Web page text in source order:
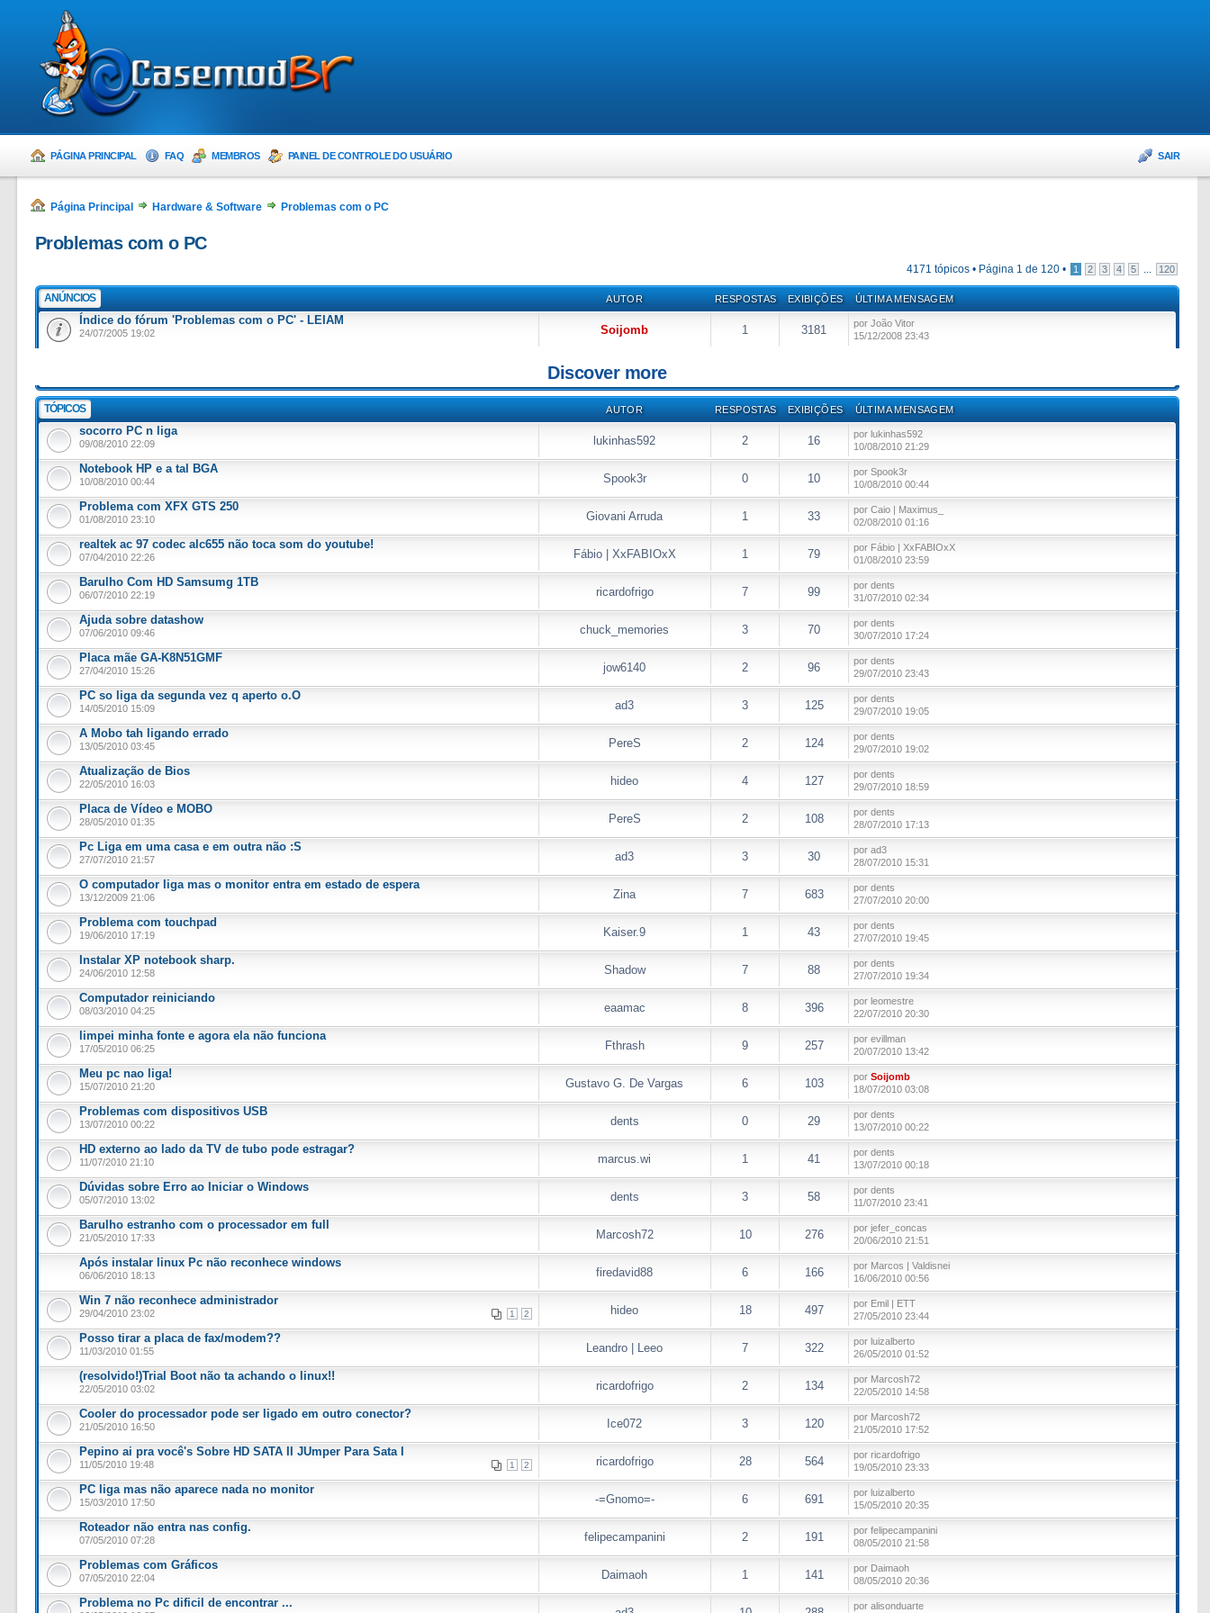
PÁGINA PRINCIPAL FAQ MEMBROS PAINEL DE CONTROLE DO USUÁRIO SAIR
Página Principal Hardware & Software Problemas com o PC
Problemas com o PC
4171 tópicos • Página 1 de 120 • 1 2 3 4 5 ... 120
ANÚNCIOS AUTOR RESPOSTAS EXIBIÇÕES ÚLTIMA MENSAGEM
Índice do fórum 'Problemas com o PC' - LEIAM
24/07/2005 19:02 Soijomb 1 3181
por João Vitor
15/12/2008 23:43
Discover more
TÓPICOS AUTOR RESPOSTAS EXIBIÇÕES ÚLTIMA MENSAGEM
socorro PC n liga
09/08/2010 22:09 lukinhas592 2 16
por lukinhas592
10/08/2010 21:29
Notebook HP e a tal BGA
10/08/2010 00:44 Spook3r 0 10
por Spook3r
10/08/2010 00:44
Problema com XFX GTS 250
01/08/2010 23:10 Giovani Arruda 1 33
por Caio | Maximus_
02/08/2010 01:16
realtek ac 97 codec alc655 não toca som do youtube!
07/04/2010 22:26 Fábio | XxFABIOxX 1 79
por Fábio | XxFABIOxX
01/08/2010 23:59
Barulho Com HD Samsumg 1TB
06/07/2010 22:19 ricardofrigo 7 99
por dents
31/07/2010 02:34
Ajuda sobre datashow
07/06/2010 09:46 chuck_memories 3 70
por dents
30/07/2010 17:24
Placa mãe GA-K8N51GMF
27/04/2010 15:26 jow6140 2 96
por dents
29/07/2010 23:43
PC so liga da segunda vez q aperto o.O
14/05/2010 15:09 ad3 3 125
por dents
29/07/2010 19:05
A Mobo tah ligando errado
13/05/2010 03:45 PereS 2 124
por dents
29/07/2010 19:02
Atualização de Bios
22/05/2010 16:03 hideo 4 127
por dents
29/07/2010 18:59
Placa de Vídeo e MOBO
28/05/2010 01:35 PereS 2 108
por dents
28/07/2010 17:13
Pc Liga em uma casa e em outra não :S
27/07/2010 21:57 ad3 3 30
por ad3
28/07/2010 15:31
O computador liga mas o monitor entra em estado de espera
13/12/2009 21:06 Zina 7 683
por dents
27/07/2010 20:00
Problema com touchpad
19/06/2010 17:19 Kaiser.9 1 43
por dents
27/07/2010 19:45
Instalar XP notebook sharp.
24/06/2010 12:58 Shadow 7 88
por dents
27/07/2010 19:34
Computador reiniciando
08/03/2010 04:25 eaamac 8 396
por leomestre
22/07/2010 20:30
limpei minha fonte e agora ela não funciona
17/05/2010 06:25 Fthrash 9 257
por evillman
20/07/2010 13:42
Meu pc nao liga!
15/07/2010 21:20 Gustavo G. De Vargas 6 103 porSoijomb
18/07/2010 03:08
Problemas com dispositivos USB
13/07/2010 00:22 dents 0 29
por dents
13/07/2010 00:22
HD externo ao lado da TV de tubo pode estragar?
11/07/2010 21:10 marcus.wi 1 41
por dents
13/07/2010 00:18
Dúvidas sobre Erro ao Iniciar o Windows
05/07/2010 13:02 dents 3 58
por dents
11/07/2010 23:41
Barulho estranho com o processador em full
21/05/2010 17:33 Marcosh72 10 276
por jefer_concas
20/06/2010 21:51
Após instalar linux Pc não reconhece windows
06/06/2010 18:13 firedavid88 6 166
por Marcos | Valdisnei
16/06/2010 00:56
Win 7 não reconhece administrador
1 2
29/04/2010 23:02 hideo 18 497
por Emil | ETT
27/05/2010 23:44
Posso tirar a placa de fax/modem??
11/03/2010 01:55 Leandro | Leeo 7 322
por luizalberto
26/05/2010 01:52
(resolvido!)Trial Boot não ta achando o linux!!
22/05/2010 03:02 ricardofrigo 2 134
por Marcosh72
22/05/2010 14:58
Cooler do processador pode ser ligado em outro conector?
21/05/2010 16:50 Ice072 3 120
por Marcosh72
21/05/2010 17:52
Pepino ai pra você's Sobre HD SATA II JUmper Para Sata I
1 2
11/05/2010 19:48 ricardofrigo 28 564
por ricardofrigo
19/05/2010 23:33
PC liga mas não aparece nada no monitor
15/03/2010 17:50 -=Gnomo=- 6 691
por luizalberto
15/05/2010 20:35
Roteador não entra nas config.
07/05/2010 07:28 felipecampanini 2 191
por felipecampanini
08/05/2010 21:58
Problemas com Gráficos
07/05/2010 22:04 Daimaoh 1 141
por Daimaoh
08/05/2010 20:36
Problema no Pc dificil de encontrar ... por alisonduarte